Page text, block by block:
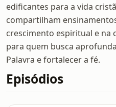
edificantes para a vida
compartilham
crescimento espiritual e na
para quem busca
Palavra e fortalecer a fé.
Episódios